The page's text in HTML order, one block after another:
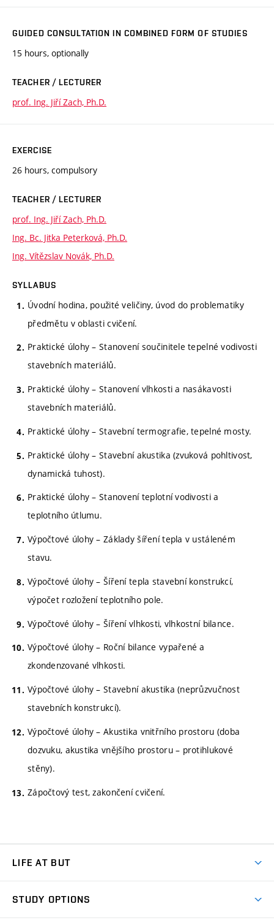
GUIDED CONSULTATION IN COMBINED FORM OF STUDIES
15 hours, optionally
TEACHER / LECTURER
prof. Ing. Jiří Zach, Ph.D.
EXERCISE
26 hours, compulsory
TEACHER / LECTURER
prof. Ing. Jiří Zach, Ph.D.
Ing. Bc. Jitka Peterková, Ph.D.
Ing. Vítězslav Novák, Ph.D.
SYLLABUS
Úvodní hodina, použité veličiny, úvod do problematiky
předmětu v oblasti cvičení.
Praktické úlohy – Stanovení součinitele tepelné vodivosti
stavebních materiálů.
Praktické úlohy – Stanovení vlhkosti a nasákavosti
stavebních materiálů.
Praktické úlohy – Stavební termografie, tepelné mosty.
Praktické úlohy – Stavební akustika (zvuková pohltivost,
dynamická tuhost).
Praktické úlohy – Stanovení teplotní vodivosti a
teplotního útlumu.
Výpočtové úlohy – Základy šíření tepla v ustáleném
stavu.
Výpočtové úlohy – Šíření tepla stavební konstrukcí,
výpočet rozložení teplotního pole.
Výpočtové úlohy – Šíření vlhkosti, vlhkostní bilance.
Výpočtové úlohy – Roční bilance vypařené a
zkondenzované vlhkosti.
Výpočtové úlohy – Stavební akustika (neprůzvučnost
stavebních konstrukcí).
Výpočtové úlohy – Akustika vnitřního prostoru (doba
dozvuku, akustika vnějšího prostoru – protihlukové
stěny).
Zápočtový test, zakončení cvičení.
LIFE AT BUT
STUDY OPTIONS